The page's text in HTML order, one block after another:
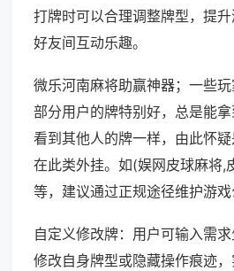
打牌时可以合理调整牌型，提
好友间互动乐趣。
微乐河南麻将助赢神器；一些
部分用户的牌特别好，总是能
看到其他人的牌一样，由此怀
在此类外挂。如(娱网皮球麻将,
等，建议通过正规途径维护游戏
自定义修改牌：用户可输入需求
修改自身牌型或隐藏操作痕迹